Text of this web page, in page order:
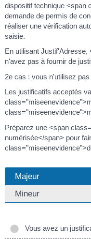
dispositif technique <span
demande de permis de
réaliser une vérification
saisie.
En utilisant
n'avez pas à fournir de
2e cas : vous n'utilisez
Les justificatifs acceptés
Préparez une <span
numérisée</span> pour
Majeur
Mineur
Vous avez un